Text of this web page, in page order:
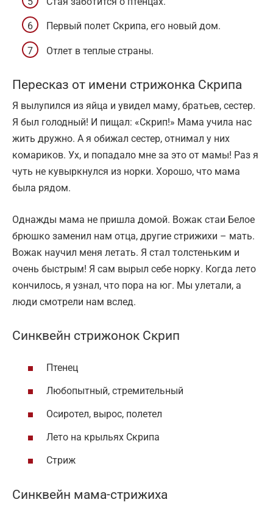
Первый полет Скрипа, его новый дом.
Отлет в теплые страны.
Пересказ от имени стрижонка Скрипа
Я вылупился из яйца и увидел маму, братьев, сестер.
Я был голодный! И пищал: «Скрип!» Мама учила нас
жить дружно. А я обижал сестер, отнимал у них
комариков. Ух, и попадало мне за это от мамы! Раз я
чуть не кувыркнулся из норки. Хорошо, что мама
была рядом.
Однажды мама не пришла домой. Вожак стаи Белое
брюшко заменил нам отца, другие стрижихи – мать.
Вожак научил меня летать. Я стал толстеньким и
очень быстрым! Я сам вырыл себе норку. Когда лето
кончилось, я узнал, что пора на юг. Мы улетали, а
люди смотрели нам вслед.
Синквейн стрижонок Скрип
Птенец
Любопытный, стремительный
Осиротел, вырос, полетел
Лето на крыльях Скрипа
Стриж
Синквейн мама-стрижиха